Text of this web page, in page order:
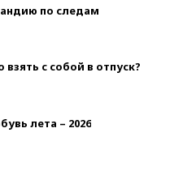
по следам
с собой в отпуск?
лета – 2026